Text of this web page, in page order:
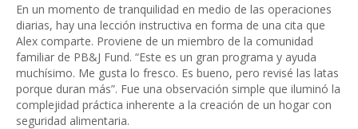
En un momento de tranquilidad en medio de las operaciones
diarias, hay una lección instructiva en forma de una cita que
Alex comparte. Proviene de un miembro de la comunidad
familiar de PB&J Fund. “Este es un gran programa y ayuda
muchísimo. Me gusta lo fresco. Es bueno, pero revisé las latas
porque duran más”. Fue una observación simple que iluminó la
complejidad práctica inherente a la creación de un hogar con
seguridad alimentaria.